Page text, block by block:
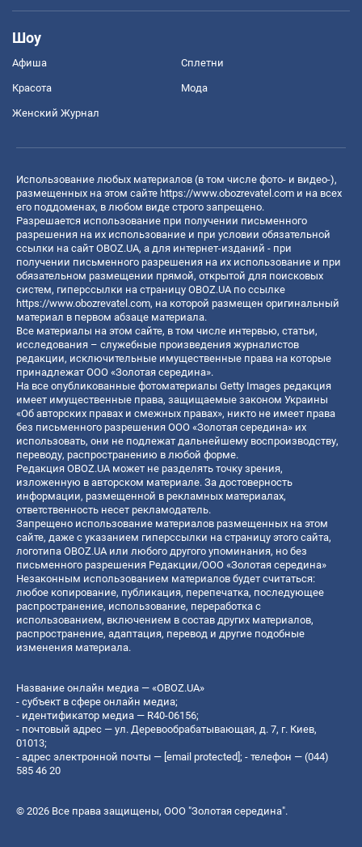
Шоу
Афиша Сплетни
Красота Мода
Женский Журнал
Использование любых материалов (в том числе фото- и видео-),
размещенных на этом сайте https://www.obozrevatel.com и на всех
его поддоменах, в любом виде строго запрещено.
Разрешается использование при получении письменного
разрешения на их использование и при условии обязательной
ссылки на сайт OBOZ.UA, а для интернет-изданий - при
получении письменного разрешения на их использование и при
обязательном размещении прямой, открытой для поисковых
систем, гиперссылки на страницу OBOZ.UA по ссылке
https://www.obozrevatel.com, на которой размещен оригинальный
материал в первом абзаце материала.
Все материалы на этом сайте, в том числе интервью, статьи,
исследования – служебные произведения журналистов
редакции, исключительные имущественные права на которые
принадлежат ООО «Золотая середина».
На все опубликованные фотоматериалы Getty Images редакция
имеет имущественные права, защищаемые законом Украины
«Об авторских правах и смежных правах», никто не имеет права
без письменного разрешения ООО «Золотая середина» их
использовать, они не подлежат дальнейшему воспроизводству,
переводу, распространению в любой форме.
Редакция OBOZ.UA может не разделять точку зрения,
изложенную в авторском материале. За достоверность
информации, размещенной в рекламных материалах,
ответственность несет рекламодатель.
Запрещено использование материалов размещенных на этом
сайте, даже с указанием гиперссылки на страницу этого сайта,
логотипа OBOZ.UA или любого другого упоминания, но без
письменного разрешения Редакции/ООО «Золотая середина»
Незаконным использованием материалов будет считаться:
любое копирование, публикация, перепечатка, последующее
распространение, использование, переработка с
использованием, включением в состав других материалов,
распространение, адаптация, перевод и другие подобные
изменения материала.
Название онлайн медиа — «OBOZ.UA»
- субъект в сфере онлайн медиа;
- идентификатор медиа — R40-06156;
- почтовый адрес — ул. Деревообрабатывающая, д. 7, г. Киев,
01013;
- адрес электронной почты — [email protected]; - телефон — (044)
585 46 20
© 2026 Все права защищены, ООО "Золотая середина".